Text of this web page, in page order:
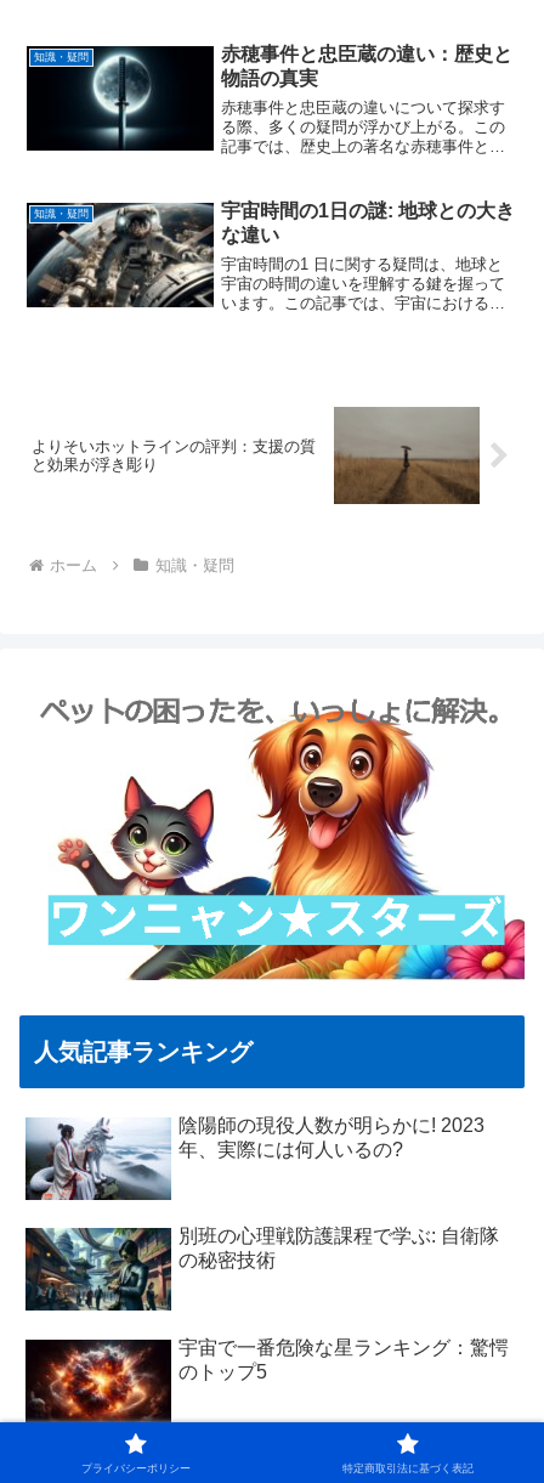
うか？科学的な根拠に基づく地球の気候
変動に対する専門家の...
知識・疑問
赤穂事件と忠臣蔵の違い：歴史と
物語の真実
赤穂事件と忠臣蔵の違いについて探求す
る際、多くの疑問が浮かび上がる。この
記事では、歴史上の著名な赤穂事件と、
真相に迫りながら、時代背景とその影響
を探ります。さらに、忠臣...
知識・疑問
宇宙時間の1日の謎: 地球との大き
な違い
宇宙時間の1 日に関する疑問は、地球と
宇宙の時間の違いを理解する鍵を握って
います。この記事では、宇宙における空
よりそいホットラインの評判：支援の質
と効果が浮き彫り
ホーム 知識・疑問
人気記事ランキング
陰陽師の現役人数が明らかに! 2023
年、実際には何人いるの?
別班の心理戦防護課程で学ぶ: 自衛隊
の秘密技術
宇宙で一番危険な星ランキング：驚愕
のトップ5
厄年のペットの死は身代わり？その背
プライバシーポリシー 特定商取引法に基づく表記